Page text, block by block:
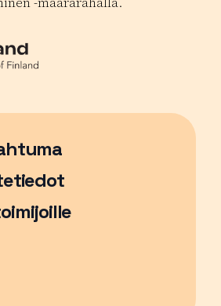
uudessa ikkunassa
uudessa ikkunassa
uudessa ikkunassa
uudessa
avautuu uudessa